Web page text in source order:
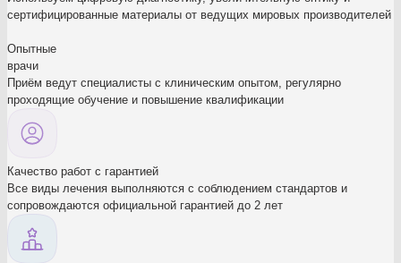
сертифицированные материалы от ведущих мировых производителей
Опытные
врачи
Приём ведут специалисты с клиническим опытом, регулярно
проходящие обучение и повышение квалификации
Качество работ с гарантией
Все виды лечения выполняются с соблюдением стандартов и
сопровождаются официальной гарантией до 2 лет